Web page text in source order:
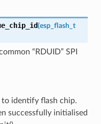
(esp_flash_t
“RDUID” SPI
identify flash chip.
successfully initialised